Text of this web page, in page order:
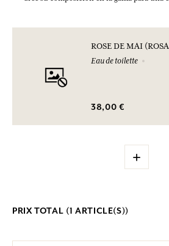
ROSE DE MAI
Eau de toilette
38,00 €
+
PRIX TOTAL (1 ARTICLE(S))